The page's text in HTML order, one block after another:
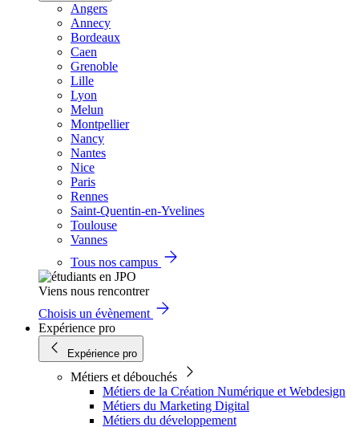
Angers
Annecy
Bordeaux
Caen
Grenoble
Lille
Lyon
Melun
Montpellier
Nancy
Nantes
Nice
Paris
Rennes
Saint-Quentin-en-Yvelines
Toulouse
Vannes
Tous nos campus
Viens nous rencontrer
Choisis un évènement
Expérience pro
Expérience pro
Métiers et débouchés
Métiers de la Création Numérique et Webdesign
Métiers du Marketing Digital
Métiers du développement